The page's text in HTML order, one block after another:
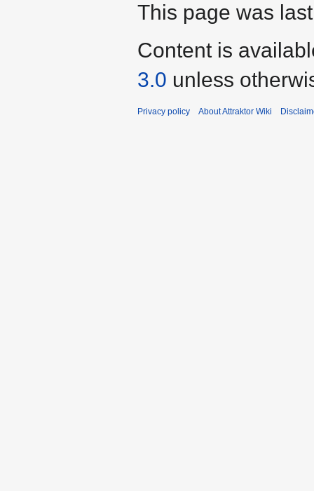
This page was
Content is
3.0 unless
Privacy policy About Attraktor Wiki